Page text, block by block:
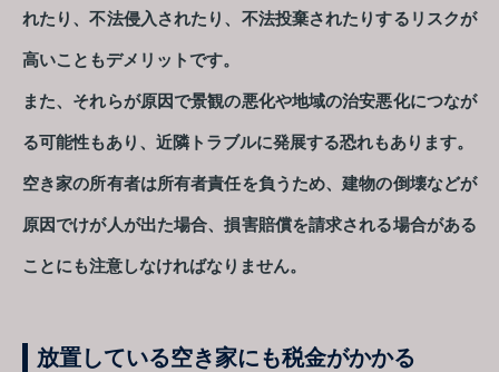
れたり、不法侵入されたり、不法投棄されたりするリスクが
高いこともデメリットです。
また、それらが原因で景観の悪化や地域の治安悪化につなが
る可能性もあり、近隣トラブルに発展する恐れもあります。
空き家の所有者は所有者責任を負うため、建物の倒壊などが
原因でけが人が出た場合、損害賠償を請求される場合がある
ことにも注意しなければなりません。
放置している空き家にも税金がかかる